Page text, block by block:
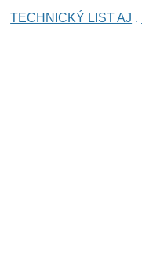
TECHNICKÝ LIST AJ .